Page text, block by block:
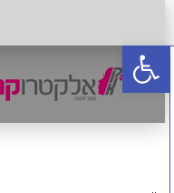
פתח סרגל נגישות